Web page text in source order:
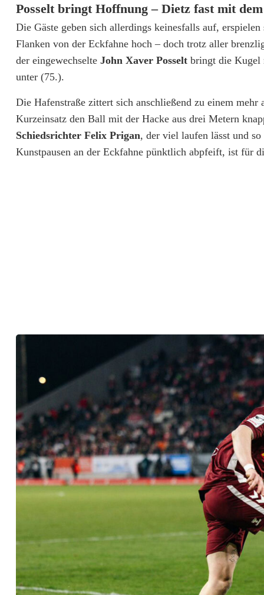
l
o
i
n
E
Posselt bringt Hoffnung – Dietz fast mit
Die Gäste geben sich allerdings keinesfalls auf,
Flanken von der Eckfahne hoch – doch trotz aller
der eingewechselte John Xaver Posselt bringt die Kugel
unter (75.).
Die Hafenstraße zittert sich anschließend zu einem
Kurzeinsatz den Ball mit der Hacke aus drei Metern
Schiedsrichter Felix Prigan, der viel laufen lässt und
Kunstpausen an der Eckfahne pünktlich abpfeift, ist für